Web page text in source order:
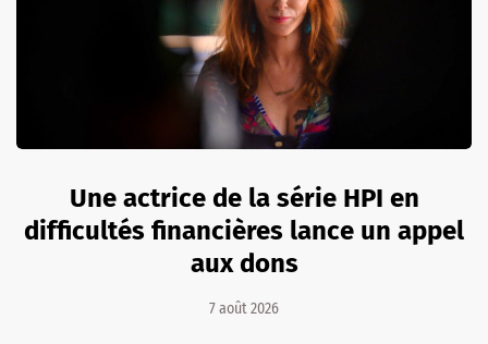
Une actrice de la série HPI en
difficultés financières lance un appel
aux dons
7 août 2026